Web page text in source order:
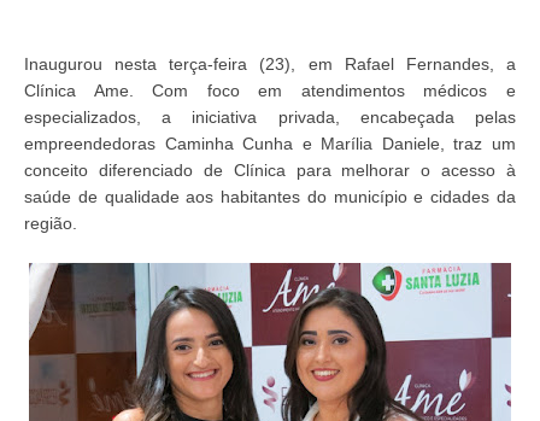
Inaugurou nesta terça-feira (23), em Rafael Fernandes, a
Clínica Ame. Com foco em atendimentos médicos e
especializados, a iniciativa privada, encabeçada pelas
empreendedoras Caminha Cunha e Marília Daniele, traz um
conceito diferenciado de Clínica para melhorar o acesso à
saúde de qualidade aos habitantes do município e cidades da
região.